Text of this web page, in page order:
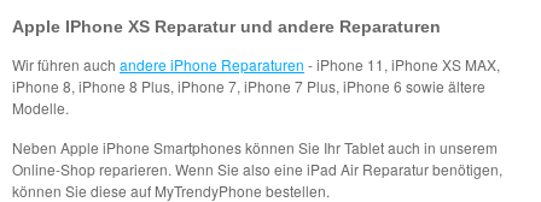
Apple IPhone XS Reparatur und andere Reparaturen
Wir führen auch andere iPhone Reparaturen - iPhone 11, iPhone XS MAX,
iPhone 8, iPhone 8 Plus, iPhone 7, iPhone 7 Plus, iPhone 6 sowie ältere
Modelle.
Neben Apple iPhone Smartphones können Sie Ihr Tablet auch in unserem
Online-Shop reparieren. Wenn Sie also eine iPad Air Reparatur benötigen,
können Sie diese auf MyTrendyPhone bestellen.